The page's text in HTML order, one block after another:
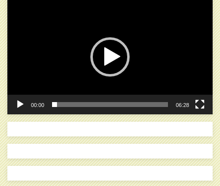
動
画
プ
レ
ー
ヤ
ー
00:00 06:28